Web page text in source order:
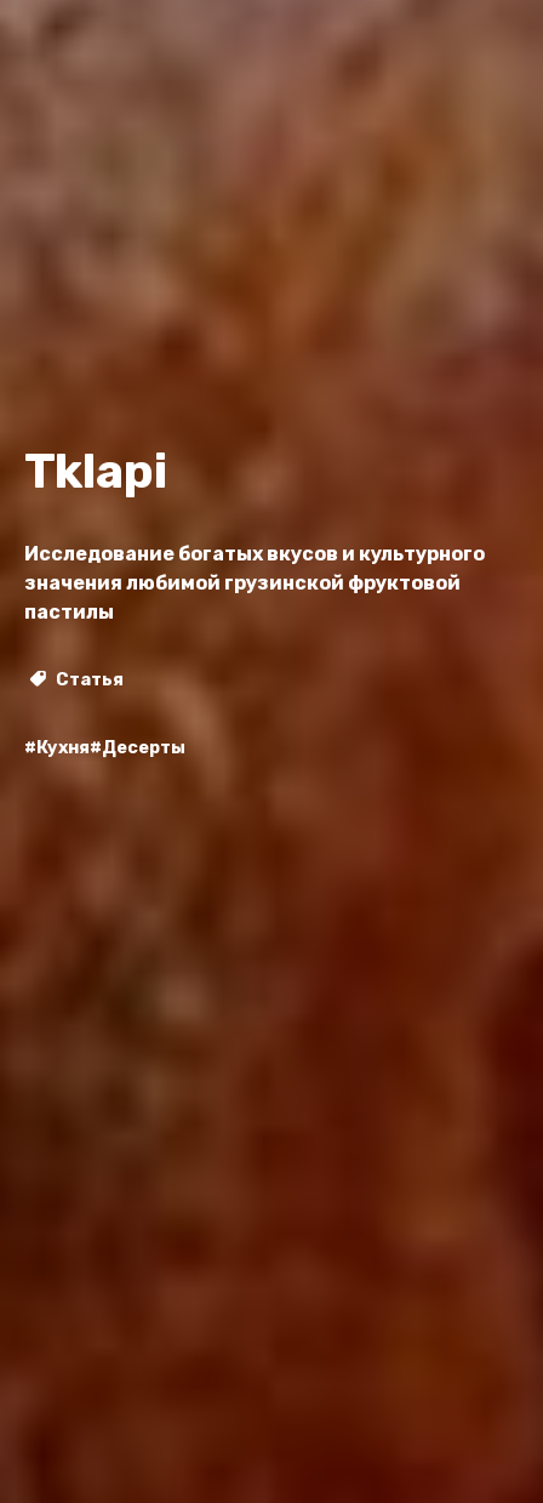
Tklapi
Исследование богатых вкусов и культурного
значения любимой грузинской фруктовой
пастилы
Статья
#Кухня#Десерты